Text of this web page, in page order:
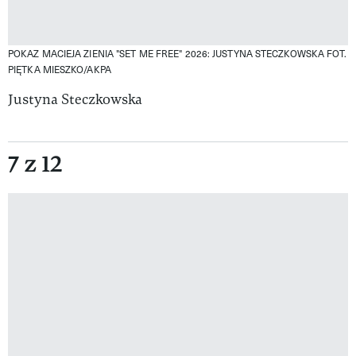
POKAZ MACIEJA ZIENIA "SET ME FREE" 2026: JUSTYNA STECZKOWSKA FOT.
PIĘTKA MIESZKO/AKPA
Justyna Steczkowska
7 z 12